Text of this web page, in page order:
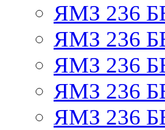
ЯМЗ 236
ЯМЗ 236
ЯМЗ 236
ЯМЗ 236
ЯМЗ 236